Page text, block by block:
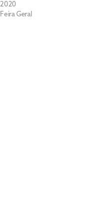
2020
Feira Geral